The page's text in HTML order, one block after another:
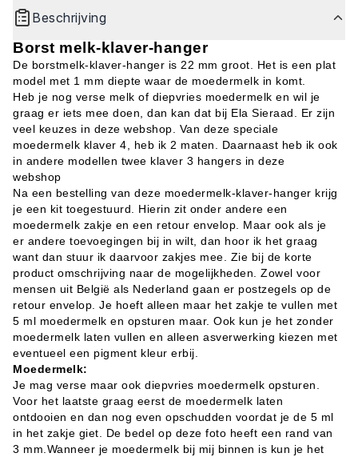
Beschrijving
Borst melk-klaver-hanger
De borstmelk-klaver-hanger is 22 mm groot. Het is een plat
model met 1 mm diepte waar de moedermelk in komt.
Heb je nog verse melk of diepvries moedermelk en wil je
graag er iets mee doen, dan kan dat bij Ela Sieraad. Er zijn
veel keuzes in deze webshop. Van deze speciale
moedermelk klaver 4, heb ik 2 maten. Daarnaast heb ik ook
in andere modellen twee klaver 3 hangers in deze
webshop
Na een bestelling van deze moedermelk-klaver-hanger krijg
je een kit toegestuurd. Hierin zit onder andere een
moedermelk zakje en een retour envelop. Maar ook als je
er andere toevoegingen bij in wilt, dan hoor ik het graag
want dan stuur ik daarvoor zakjes mee. Zie bij de korte
product omschrijving naar de mogelijkheden. Zowel voor
mensen uit België als Nederland gaan er postzegels op de
retour envelop. Je hoeft alleen maar het zakje te vullen met
5 ml moedermelk en opsturen maar. Ook kun je het zonder
moedermelk laten vullen en alleen asverwerking kiezen met
eventueel een pigment kleur erbij.
Moedermelk:
Je mag verse maar ook diepvries moedermelk opsturen.
Voor het laatste graag eerst de moedermelk laten
ontdooien en dan nog even opschudden voordat je de 5 ml
in het zakje giet.
De bedel op deze foto heeft een rand van
3 mm. Wanneer je moedermelk bij mij binnen is kun je het